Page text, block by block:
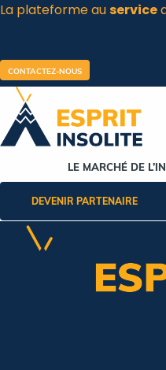
Aller
contenu
La plateforme auservice
CONTACTEZ-NOUS
LE MARCHÉ DE
DEVENIR PARTENAIRE